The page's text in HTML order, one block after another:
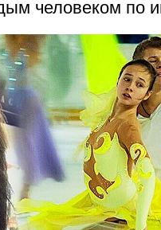
человеком по